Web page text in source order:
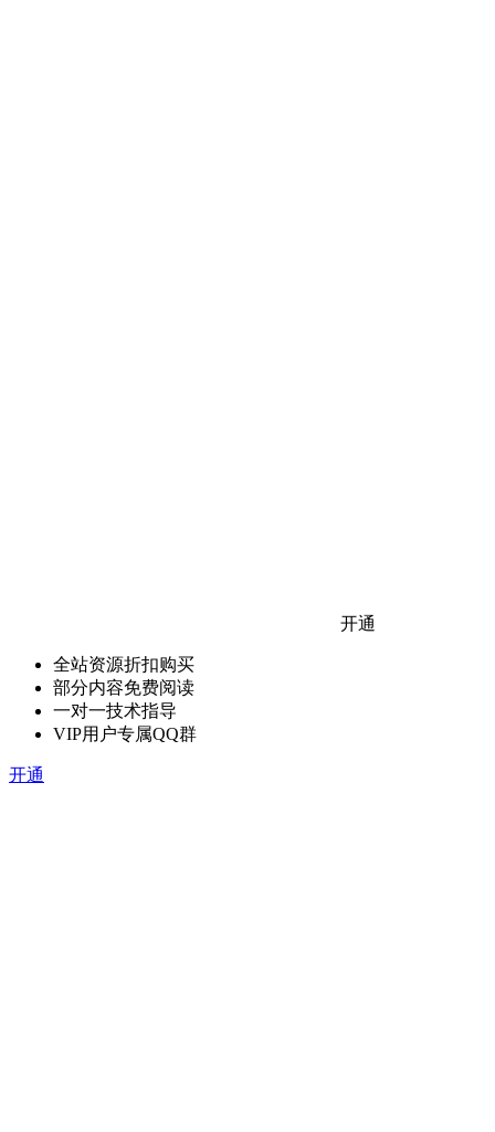
开通
全站资源折扣购买
部分内容免费阅读
一对一技术指导
VIP用户专属QQ群
开通